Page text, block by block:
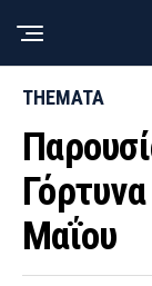
THEMATA
Μαΐου